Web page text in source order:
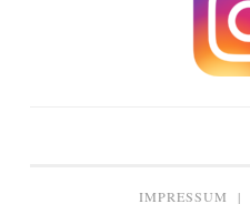
IMPRESSUM |